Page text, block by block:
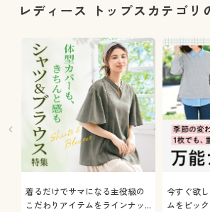
レディース トップスカテゴリ
着るだけでサマになる主役級の
こだわりアイテムをラインナッ
今すぐ欲
ムをピック